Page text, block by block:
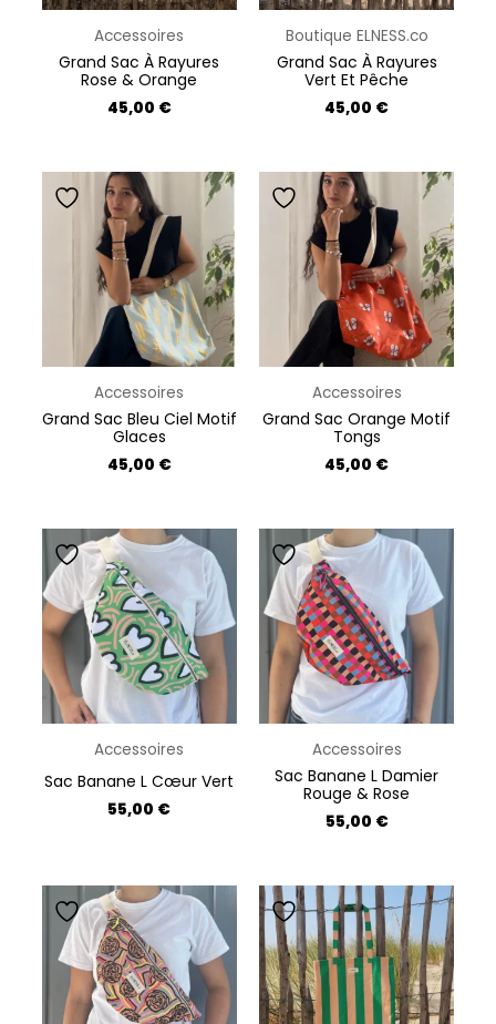
Accessoires
Grand Sac À Rayures
Rose & Orange
45,00 €
Boutique ELNESS.co
Grand Sac À Rayures
Vert Et Pêche
45,00 €
Accessoires
Grand Sac Bleu Ciel Motif
Glaces
45,00 €
Accessoires
Grand Sac Orange Motif
Tongs
45,00 €
Accessoires
Sac Banane L Cœur Vert
55,00 €
Accessoires
Sac Banane L Damier
Rouge & Rose
55,00 €